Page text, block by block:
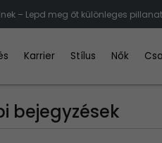
– Lepd meg őt különleges
Karrier Stílus Nők
bejegyzések